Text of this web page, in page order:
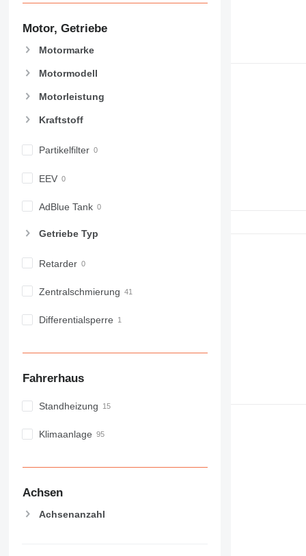
Motor, Getriebe
Motormarke
Motormodell
Motorleistung
Kraftstoff
Partikelfilter
EEV
AdBlue Tank
Getriebe Typ
Retarder
Zentralschmierung
Differentialsperre
Fahrerhaus
Standheizung
Klimaanlage
Achsen
Achsenanzahl